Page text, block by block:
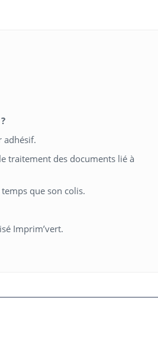
adhésif.
traitement des documents lié à
que son colis.
Imprim’vert.